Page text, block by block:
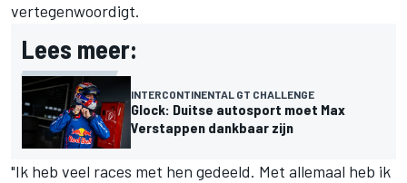
vertegenwoordigt.
Lees meer:
INTERCONTINENTAL GT CHALLENGE
Glock: Duitse autosport moet Max
Verstappen dankbaar zijn
"Ik heb veel races met hen gedeeld. Met allemaal heb ik